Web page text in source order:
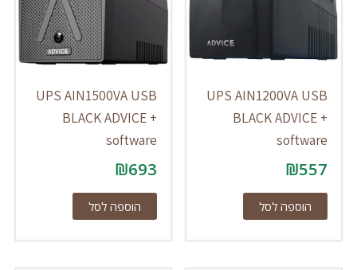
UPS AIN1200VA USB
BLACK ADVICE +
software
₪557
הוספה לסל
UPS AIN1500VA USB
BLACK ADVICE +
software
₪693
הוספה לסל